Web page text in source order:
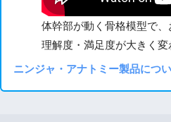
体幹部が動く骨格模型で
理解度・満足度が大きく変
ニンジャ・アナトミー製品につ